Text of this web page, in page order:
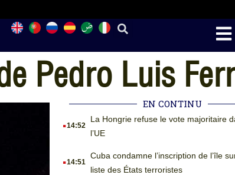
Pedro Luis
EN CONTINU
.14:52
La Hongrie refuse le vote majoritaire
l’UE
.14:51
Cuba condamne l’inscription de l’île
liste des États terroristes